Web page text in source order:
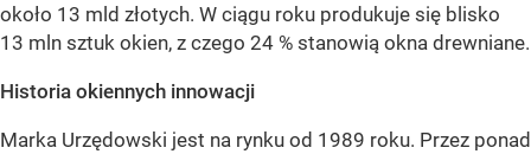
około 13 mld złotych. W ciągu roku produkuje się blisko
13 mln sztuk okien, z czego 24 % stanowią okna drewniane.
Historia okiennych innowacji
Marka Urzędowski jest na rynku od 1989 roku. Przez ponad